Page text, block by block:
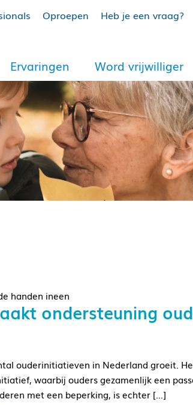
Oproepen Heb je een vraag?
Ervaringen Word vrijwilliger
handen ineen
ondersteuning
ouderinitiatieven in Nederland groeit.
waarbij ouders gezamenlijk een
met een beperking, is echter […]